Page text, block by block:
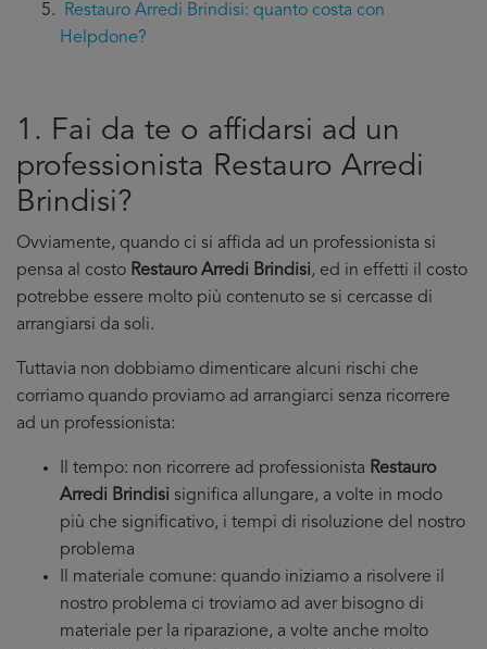
Restauro Arredi Brindisi: quanto costa con
Helpdone?
1. Fai da te o affidarsi ad un
professionista Restauro Arredi
Brindisi?
Ovviamente, quando ci si affida ad un professionista si
pensa al costo Restauro Arredi Brindisi, ed in effetti il costo
potrebbe essere molto più contenuto se si cercasse di
arrangiarsi da soli.
Tuttavia non dobbiamo dimenticare alcuni rischi che
corriamo quando proviamo ad arrangiarci senza ricorrere
ad un professionista:
Il tempo: non ricorrere ad professionista Restauro
Arredi Brindisi significa allungare, a volte in modo
più che significativo, i tempi di risoluzione del nostro
problema
Il materiale comune: quando iniziamo a risolvere il
nostro problema ci troviamo ad aver bisogno di
materiale per la riparazione, a volte anche molto